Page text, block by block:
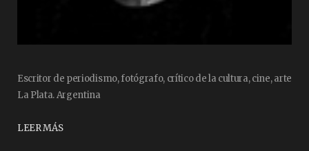
Escritor de periodismo, fotógrafo, crítico de la cultura, cine, arte
La Plata. Argentina
LEER MÁS